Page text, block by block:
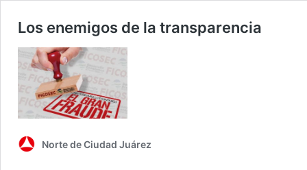
Los enemigos de la transparencia
Norte de Ciudad Juárez